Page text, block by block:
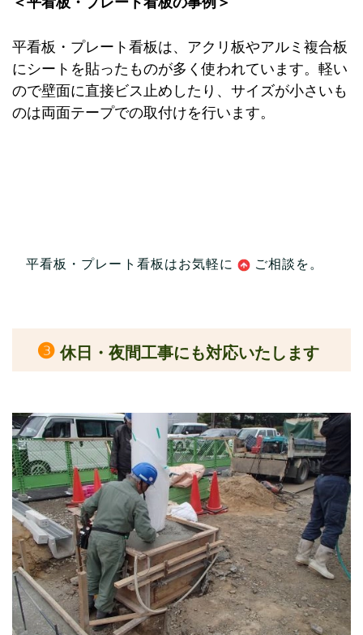
平看板・プレート看板は、アクリ板やアルミ複合板
にシートを貼ったものが多く使われています。軽い
ので壁面に直接ビス止めしたり、サイズが小さいも
のは両面テープでの取付けを行います。
平看板・プレート看板はお気軽に ご相談を。
❸休日・夜間工事にも対応いたします